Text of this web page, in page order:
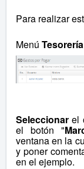
Para realizar
Menú Tesorería
Seleccionar el
el botón "
ventana en la
y poner
en el ejemplo.